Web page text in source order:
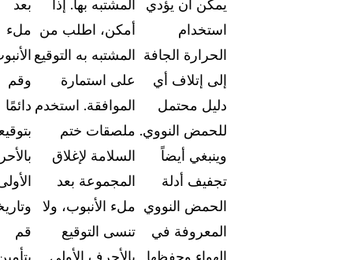
استكشف الفرص المتاحة للانضمام إلى فريقنا
اتصل بنا
دع فريقنا يساعدك في العثور على حلول التعتيم
يمكن أن يؤدي
استخدام
الحرارة الجافة
إلى إتلاف أي
دليل محتمل
للحمض النووي.
وينبغي أيضاً
تجفيف أدلة
الحمض النووي
المعروفة في
الهواء وحفظها
المشتبه بها. إذا
أمكن، اطلب من
المشتبه به التوقيع
على استمارة
الموافقة. استخدم
ملصقات ختم
السلامة لإغلاق
المجموعة بعد
ملء الأنبوب، ولا
تنسى التوقيع
بالأحرف الأولى
بعد
ملء
وقم
دائمًا
قم